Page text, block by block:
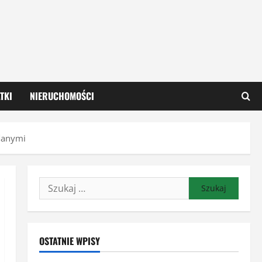
NIERUCHOMOŚCI
Szukaj:
OSTATNIE WPISY